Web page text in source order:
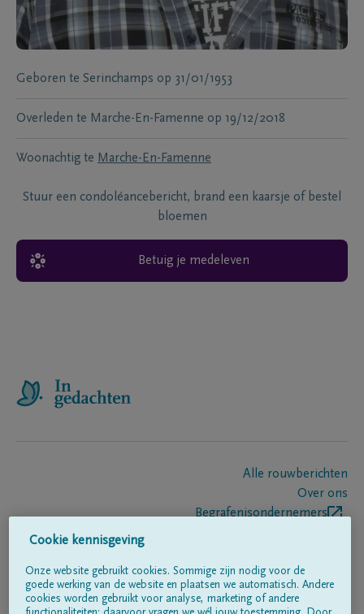
Geboren te Serinchamps op 31/01/1953
Overleden te Marche-En-Famenne op 19/12/2018
Woonachtig te Marche-En-Famenne
Stuur een condoléancebericht, brand een kaarsje of bestel
bloemen
Betuig je medeleven
Alle rouwberichten
Over ons
Begrafenisondernemers
Volg ons op
Cookie kennisgeving
Onze website gebruikt cookies. Sommige zijn nodig voor de
goede werking van de website en plaatsen we automatisch. Andere
cookies worden gebruikt voor analyse, marketing of andere